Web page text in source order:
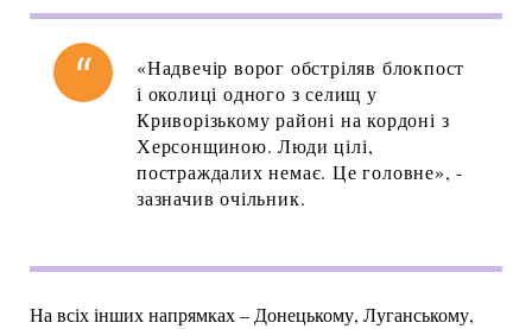
«Надвечір ворог обстріляв блокпост
і околиці одного з селищ у
Криворізькому районі на кордоні з
Херсонщиною. Люди цілі,
постраждалих немає. Це головне», -
зазначив очільник.
На всіх інших напрямках – Донецькому, Луганському,